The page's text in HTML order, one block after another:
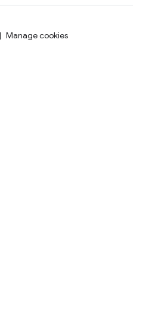
Manage cookies